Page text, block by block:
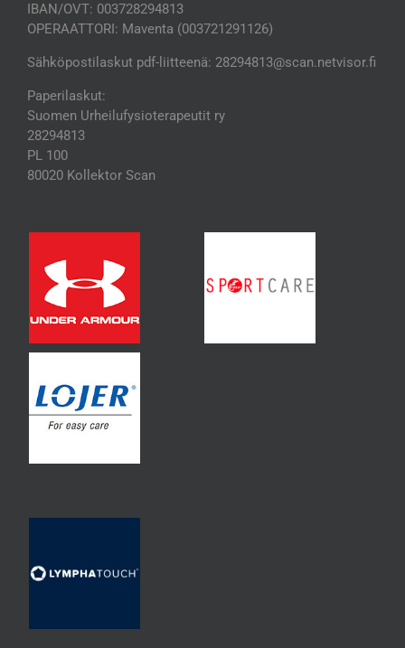
IBAN/OVT: 003728294813
OPERAATTORI: Maventa (003721291126)
Sähköpostilaskut pdf-liitteenä: 28294813@scan.netvisor.fi
Paperilaskut:
Suomen Urheilufysioterapeutit ry
28294813
PL 100
80020 Kollektor Scan